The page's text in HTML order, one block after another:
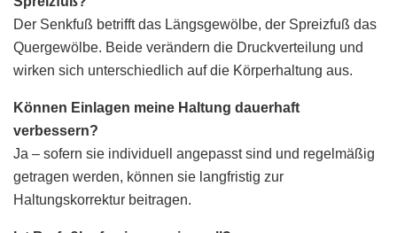
Der Senkfuß betrifft das Längsgewölbe, der Spreizfuß das
Quergewölbe. Beide verändern die Druckverteilung und
wirken sich unterschiedlich auf die Körperhaltung aus.
Können Einlagen meine Haltung dauerhaft
verbessern?
Ja – sofern sie individuell angepasst sind und regelmäßig
getragen werden, können sie langfristig zur
Haltungskorrektur beitragen.